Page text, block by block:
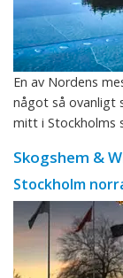
En av Nordens
något så ovanligt
mitt i Stockholms
Skogshem &
Stockholm